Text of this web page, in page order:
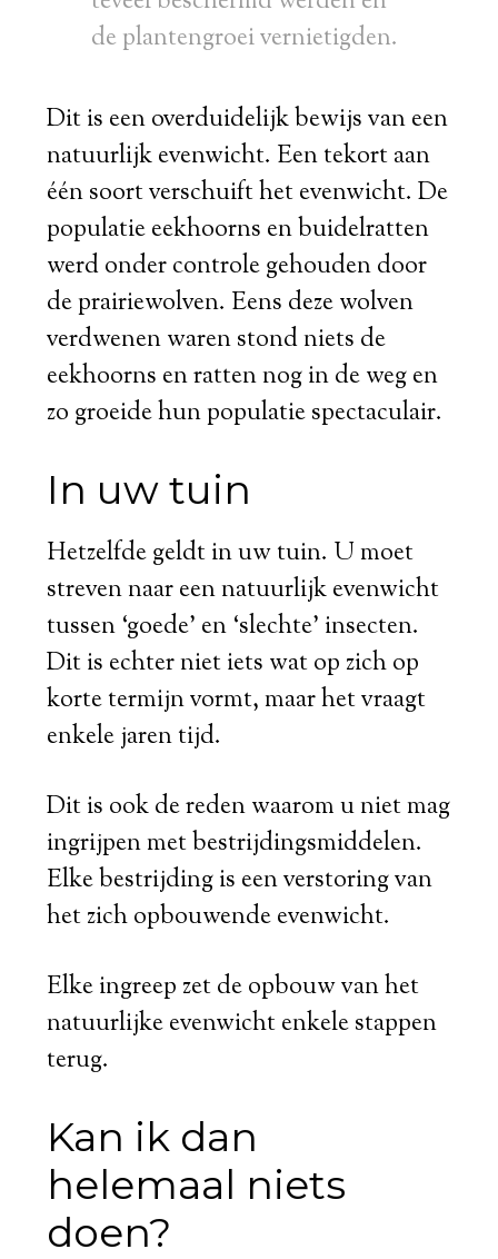
de plantengroei vernietigden.
Dit is een overduidelijk bewijs van een
natuurlijk evenwicht. Een tekort aan
één soort verschuift het evenwicht. De
populatie eekhoorns en buidelratten
werd onder controle gehouden door
de prairiewolven. Eens deze wolven
verdwenen waren stond niets de
eekhoorns en ratten nog in de weg en
zo groeide hun populatie spectaculair.
In uw tuin
Hetzelfde geldt in uw tuin. U moet
streven naar een natuurlijk evenwicht
tussen ‘goede’ en ‘slechte’ insecten.
Dit is echter niet iets wat op zich op
korte termijn vormt, maar het vraagt
enkele jaren tijd.
Dit is ook de reden waarom u niet mag
ingrijpen met bestrijdingsmiddelen.
Elke bestrijding is een verstoring van
het zich opbouwende evenwicht.
Elke ingreep zet de opbouw van het
natuurlijke evenwicht enkele stappen
terug.
Kan ik dan
helemaal niets
doen?